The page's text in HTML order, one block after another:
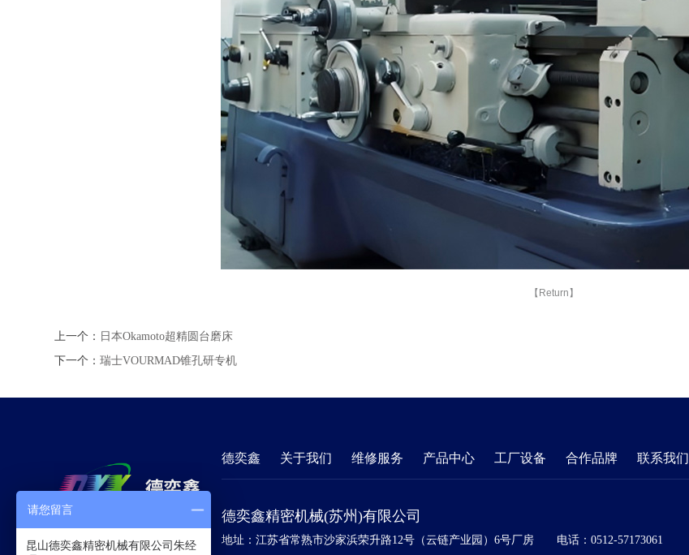
【Return】
上一个： 日本Okamoto超精圆台磨床
下一个：瑞士VOURMAD锥孔研专机
德奕鑫 关于我们 维修服务 产品中心 工厂设备 合作品牌 联系我们
德奕鑫精密机械(苏州)有限公司
地址：江苏省常熟市沙家浜荣升路12号（云链产业园）6号厂房 电话：0512-57173061
请您留言
昆山德奕鑫精密机械有限公司朱经